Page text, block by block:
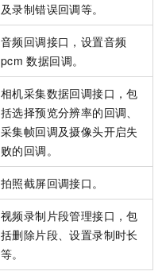
及录制错误回调等。
音频回调接口，设置音频
pcm 数据回调。
相机采集数据回调接口，包
括选择预览分辨率的回调、
采集帧回调及摄像头开启失
败的回调。
拍照截屏回调接口。
视频录制片段管理接口，包
括删除片段、设置录制时长
等。